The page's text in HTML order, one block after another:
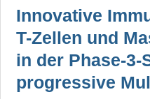
Innovative
T-Zellen und
in der Phase-3-
progressive